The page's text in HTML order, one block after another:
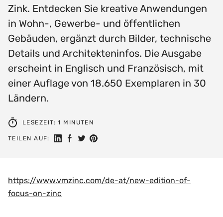
Zink. Entdecken Sie kreative Anwendungen
in Wohn-, Gewerbe- und öffentlichen
Gebäuden, ergänzt durch Bilder, technische
Details und Architekteninfos. Die Ausgabe
erscheint in Englisch und Französisch, mit
einer Auflage von 18.650 Exemplaren in 30
Ländern.
LESEZEIT: 1 MINUTEN
TEILEN AUF: Auf LinkedIn teilen
Auf Facebook teilen
Auf Twitter teilen
Auf Pinterest teilen
https://www.vmzinc.com/de-at/new-edition-of-
focus-on-zinc